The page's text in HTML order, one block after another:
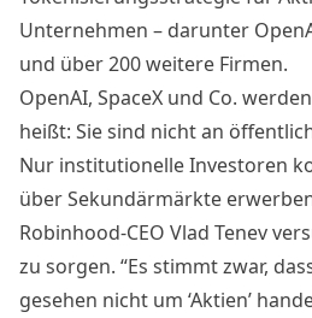
Unternehmen – darunter
und über 200 weitere Firmen.
OpenAI, SpaceX und Co.
heißt: Sie sind nicht an
Nur institutionelle Investoren
über Sekundärmärkte
Robinhood-CEO Vlad Tenev
zu sorgen. “Es stimmt zwar,
gesehen nicht um ‘Aktien’